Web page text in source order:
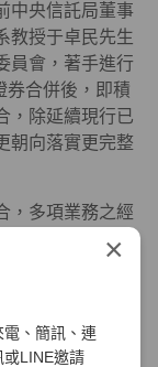
×
、簡訊、連
LINE邀請
中央信託局董事
教授于卓民先生
員會，著手進行
券合併後，即積
，除延續現行已
朝向落實更完整
，多項業務之經
營管理事務日
為提昇公司的
溝通與連繫，
司治理已成為全
推行「公司治